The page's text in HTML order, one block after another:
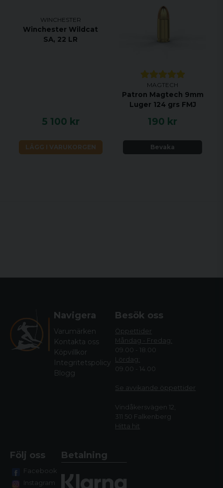
WINCHESTER
Winchester Wildcat
SA, 22 LR
5 100 kr
LÄGG I VARUKORGEN
MAGTECH
Patron Magtech 9mm
Luger 124 grs FMJ
190 kr
Bevaka
Navigera
Varumärken
Kontakta oss
Köpvillkor
Integritetspolicy
Blogg
Besök oss
Öppettider
Måndag - Fredag:
09.00 - 18.00
Lördag:
09.00 - 14.00
Se avvikande öppettider
Vindåkersvägen 12,
311 50 Falkenberg
Hitta hit
Följ oss
Facebook
Instagram
Betalning